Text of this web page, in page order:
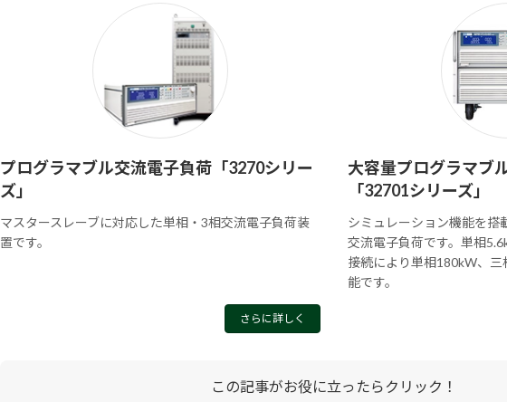
プログラマブル交流電子負荷「3270シリー
ズ」
マスタースレーブに対応した単相・3相交流電子負荷装
置です。
さらに詳しく
大容量プログラマブ
「32701シリーズ」
シミュレーション機能を搭
交流電子負荷です。単相
接続により単相180kW、
能です。